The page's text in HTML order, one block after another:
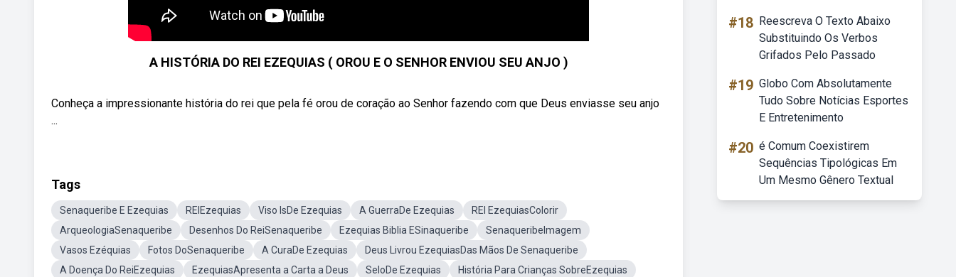
A HISTÓRIA DO REI EZEQUIAS ( OROU E O SENHOR ENVIOU SEU ANJO )
Conheça a impressionante história do rei que pela fé orou de coração ao Senhor fazendo com que Deus enviasse seu anjo
...
Tags
Senaqueribe E Ezequias REIEzequias Viso IsDe Ezequias A GuerraDe Ezequias
REI EzequiasColorir
ArqueologiaSenaqueribe
Desenhos Do ReiSenaqueribe Ezequias Biblia ESinaqueribe
SenaqueribeImagem
Vasos Ezéquias
Fotos DoSenaqueribe A CuraDe Ezequias
Deus Livrou EzequiasDas Mãos De Senaqueribe
A Doença Do ReiEzequias
EzequiasApresenta a Carta a Deus SeloDe Ezequias
História Para Crianças SobreEzequias
#18 Reescreva O Texto Abaixo
Substituindo Os Verbos
Grifados Pelo Passado
#19 Globo Com Absolutamente
Tudo Sobre Notícias Esportes
E Entretenimento
#20 é Comum Coexistirem
Sequências Tipológicas Em
Um Mesmo Gênero Textual